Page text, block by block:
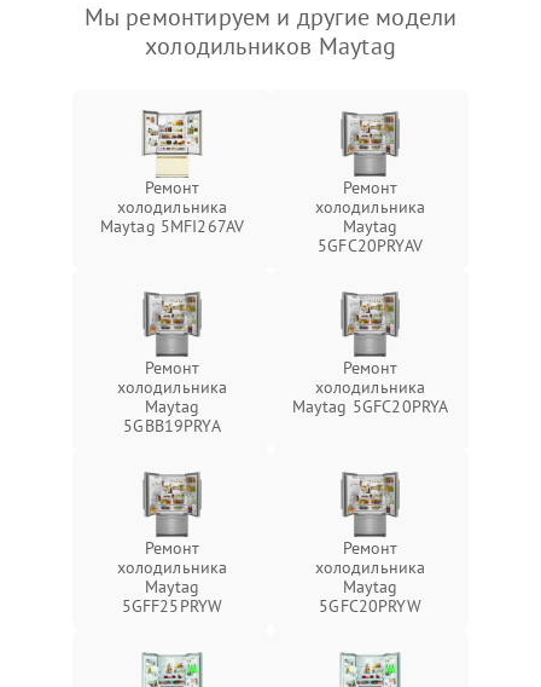
Мы ремонтируем и другие модели
холодильников Maytag
Ремонт
холодильника
Maytag 5MFI267AV
Ремонт
холодильника
Maytag
5GFC20PRYAV
Ремонт
холодильника
Maytag
5GBB19PRYA
Ремонт
холодильника
Maytag 5GFC20PRYA
Ремонт
холодильника
Maytag
5GFF25PRYW
Ремонт
холодильника
Maytag
5GFC20PRYW